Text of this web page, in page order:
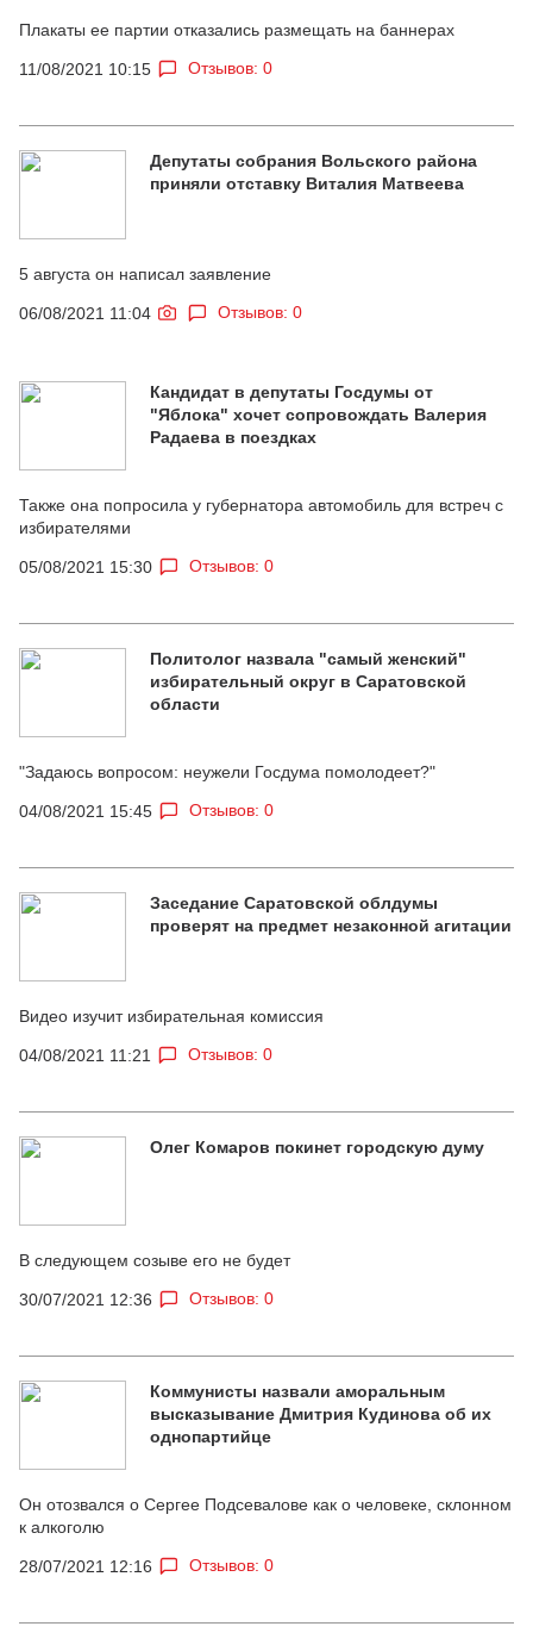
Плакаты ее партии отказались размещать на баннерах
11/08/2021 10:15 Отзывов: 0
Депутаты собрания Вольского района
приняли отставку Виталия Матвеева
5 августа он написал заявление
06/08/2021 11:04 Отзывов: 0
Кандидат в депутаты Госдумы от
"Яблока" хочет сопровождать Валерия
Радаева в поездках
Также она попросила у губернатора автомобиль для встреч с
избирателями
05/08/2021 15:30 Отзывов: 0
Политолог назвала "самый женский"
избирательный округ в Саратовской
области
"Задаюсь вопросом: неужели Госдума помолодеет?"
04/08/2021 15:45 Отзывов: 0
Заседание Саратовской облдумы
проверят на предмет незаконной агитации
Видео изучит избирательная комиссия
04/08/2021 11:21 Отзывов: 0
Олег Комаров покинет городскую думу
В следующем созыве его не будет
30/07/2021 12:36 Отзывов: 0
Коммунисты назвали аморальным
высказывание Дмитрия Кудинова об их
однопартийце
Он отозвался о Сергее Подсевалове как о человеке, склонном
к алкоголю
28/07/2021 12:16 Отзывов: 0